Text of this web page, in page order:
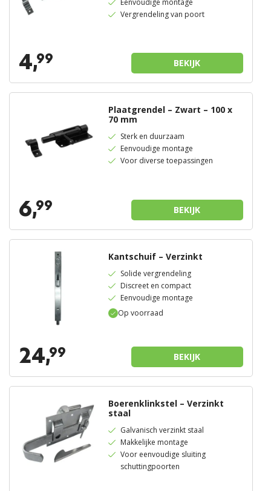
Vergrendeling van poort
4,99 BEKIJK
Plaatgrendel – Zwart – 100 x
70 mm
Sterk en duurzaam
Eenvoudige montage
Voor diverse toepassingen
6,99 BEKIJK
Op voorraad
Kantschuif – Verzinkt
Solide vergrendeling
Discreet en compact
Eenvoudige montage
24,99 BEKIJK
Boerenklinkstel – Verzinkt
staal
Galvanisch verzinkt staal
Makkelijke montage
Voor eenvoudige sluiting
schuttingpoorten